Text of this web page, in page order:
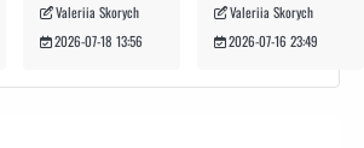
Valeriia Skorych
2026-07-18 13:56
Valeriia Skorych
2026-07-16 23:49